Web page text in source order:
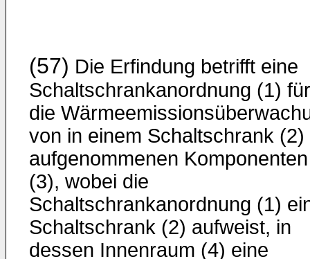
(57) Die Erfindung betrifft eine
Schaltschrankanordnung (1) für
die
von in einem Schaltschrank (2)
aufgenommenen Komponenten
(3), wobei die
Schaltschrankanordnung (1)
Schaltschrank (2) aufweist, in
dessen Innenraum (4) eine